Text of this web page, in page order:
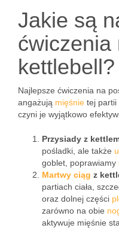
Jakie są
ćwiczenia
kettlebell?
Najlepsze ćwiczenia na
angażują mięśnie tej partii
czyni je wyjątkowo
Przysiady z
pośladki, ale także
goblet, poprawiamy
Martwy ciąg z
partiach ciała,
oraz dolnej części
zarówno na obie
aktywuje mięśnie